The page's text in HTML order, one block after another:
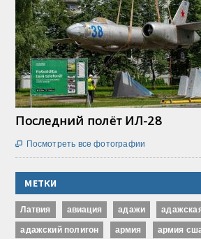
Последний полёт ИЛ-28
 Посмотреть все фотографии
МЕТКИ
Латвия авиация адажи
адажский полигон армия армия